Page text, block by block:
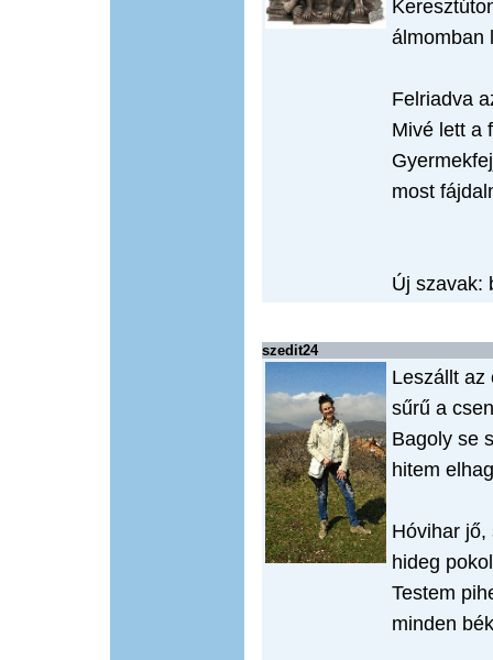
álmomban
Felriadva
Mivé lett a
most
Új szavak:
szedit24
Leszállt az
sűrű a
Bagoly se
hitem
Hóvihar jő,
hideg
Testem
minden